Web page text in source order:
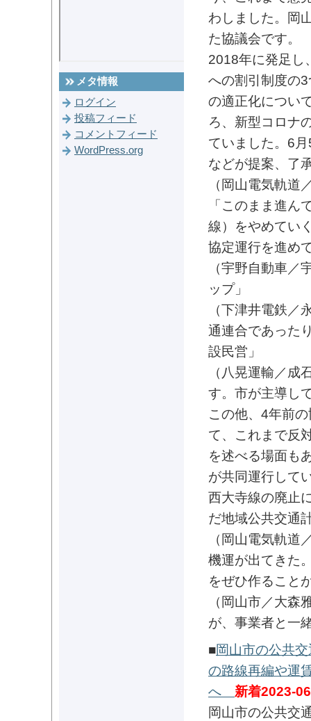
わしました。岡
た協議会です。
2018年に発足し
への割引制度の
の適正化につい
ろ、新型コロナ
ていました。6
などが提案、了
（岡山電気軌道
「このまま進ん
線）をやめてい
協定運行を進め
（宇野自動車／
ップ」
（下津井電鉄／
通連合であった
設民営」
（八晃運輸／成
す。市が主導し
この他、4年前
て、これまで反
を述べる場面も
が共同運行して
西大寺線の廃止
だ地域公共交通
（岡山電気軌道
機運が出てきた
をぜひ作ること
（岡山市／大森
が、事業者と一
■岡山市の公共
の路線再編や運
へ 新着2023-
岡山市の公共交
メタ情報
ログイン
投稿フィード
コメントフィード
WordPress.org